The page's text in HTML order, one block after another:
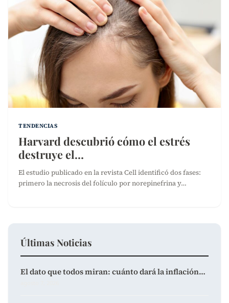
TENDENCIAS
Harvard descubrió cómo el estrés
destruye el…
El estudio publicado en la revista Cell identificó dos fases:
primero la necrosis del folículo por norepinefrina y…
Últimas Noticias
El dato que todos miran: cuánto dará la inflación…